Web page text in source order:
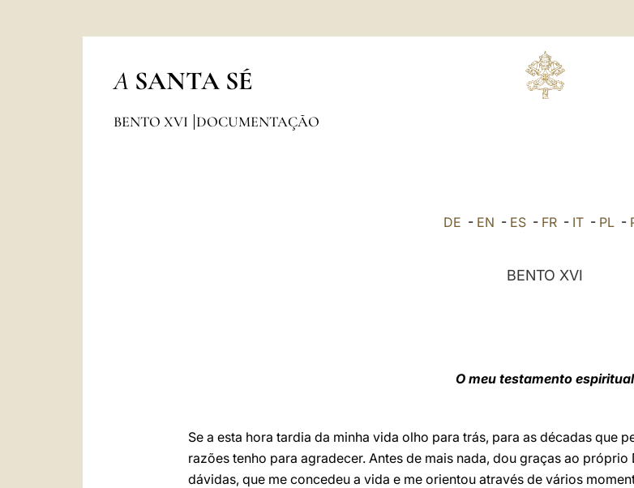
A SANTA SÉ
BENTO XVI DOCUMENTAÇÃO
DE - EN - ES - FR - IT - PL -
BENTO XVI
O meu testamento espiritual
Se a esta hora tardia da minha vida olho para trás, para as décadas que
razões tenho para agradecer. Antes de mais nada, dou graças ao
dávidas, que me concedeu a vida e me orientou através de vários